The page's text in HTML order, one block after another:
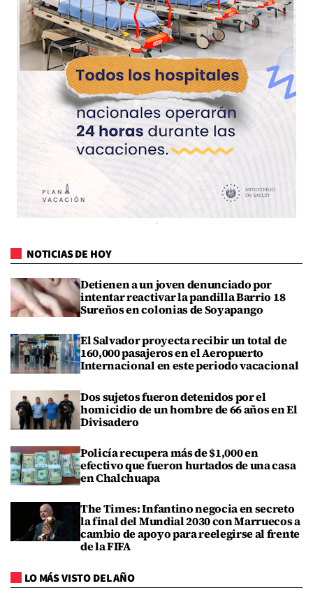
NOTICIAS DE HOY
Detienen a un joven denunciado por
intentar reactivar la pandilla Barrio 18
Sureños en colonias de Soyapango
El Salvador proyecta recibir un total de
160,000 pasajeros en el Aeropuerto
Internacional en este periodo vacacional
Dos sujetos fueron detenidos por el
homicidio de un hombre de 66 años en El
Divisadero
Policía recupera más de $1,000 en
efectivo que fueron hurtados de una casa
en Chalchuapa
The Times: Infantino negocia en secreto
la final del Mundial 2030 con Marruecos a
cambio de apoyo para reelegirse al frente
de la FIFA
LO MÁS VISTO DEL AÑO